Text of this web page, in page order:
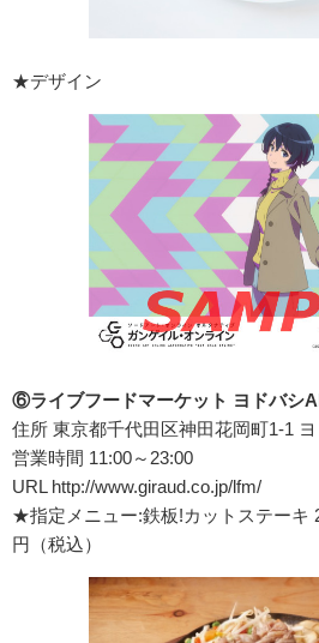
★デザイン
⑥ライブフードマーケット ヨドバシ
住所 東京都千代田区神田花岡町1-1
営業時間 11:00～23:00
URL http://www.giraud.co.jp/lfm/
★指定メニュー:鉄板!カットステーキ
円（税込）